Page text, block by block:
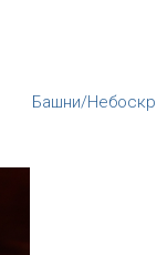
Башни/